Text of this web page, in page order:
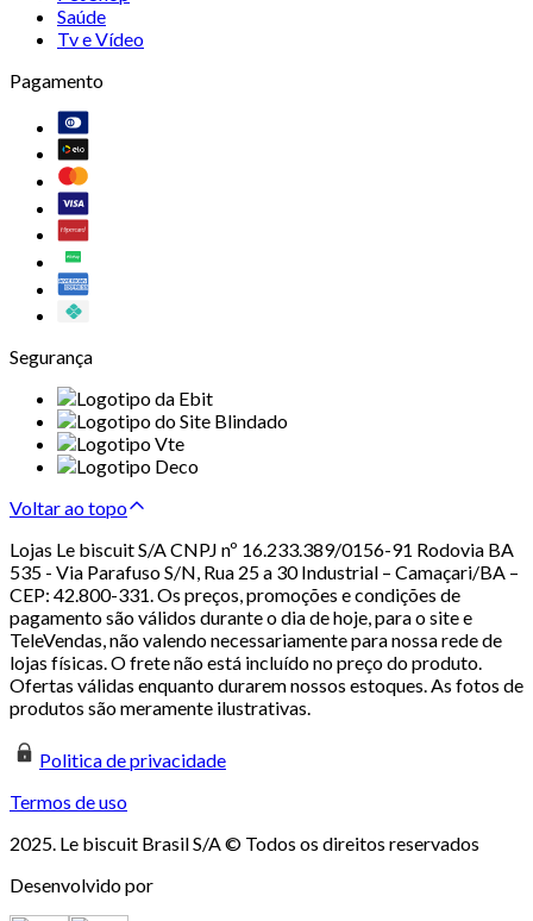
Saúde
Tv e Vídeo
Pagamento
Segurança
Voltar ao topo
Lojas Le biscuit S/A CNPJ nº 16.233.389/0156-91 Rodovia BA
535 - Via Parafuso S/N, Rua 25 a 30 Industrial – Camaçari/BA –
CEP: 42.800-331. Os preços, promoções e condições de
pagamento são válidos durante o dia de hoje, para o site e
TeleVendas, não valendo necessariamente para nossa rede de
lojas físicas. O frete não está incluído no preço do produto.
Ofertas válidas enquanto durarem nossos estoques. As fotos de
produtos são meramente ilustrativas.
Politica de privacidade
Termos de uso
2025. Le biscuit Brasil S/A © Todos os direitos reservados
Desenvolvido por